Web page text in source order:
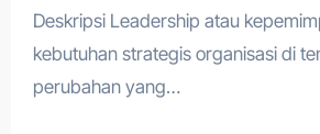
Deskripsi Leadership atau
kebutuhan strategis organisasi di
perubahan yang…